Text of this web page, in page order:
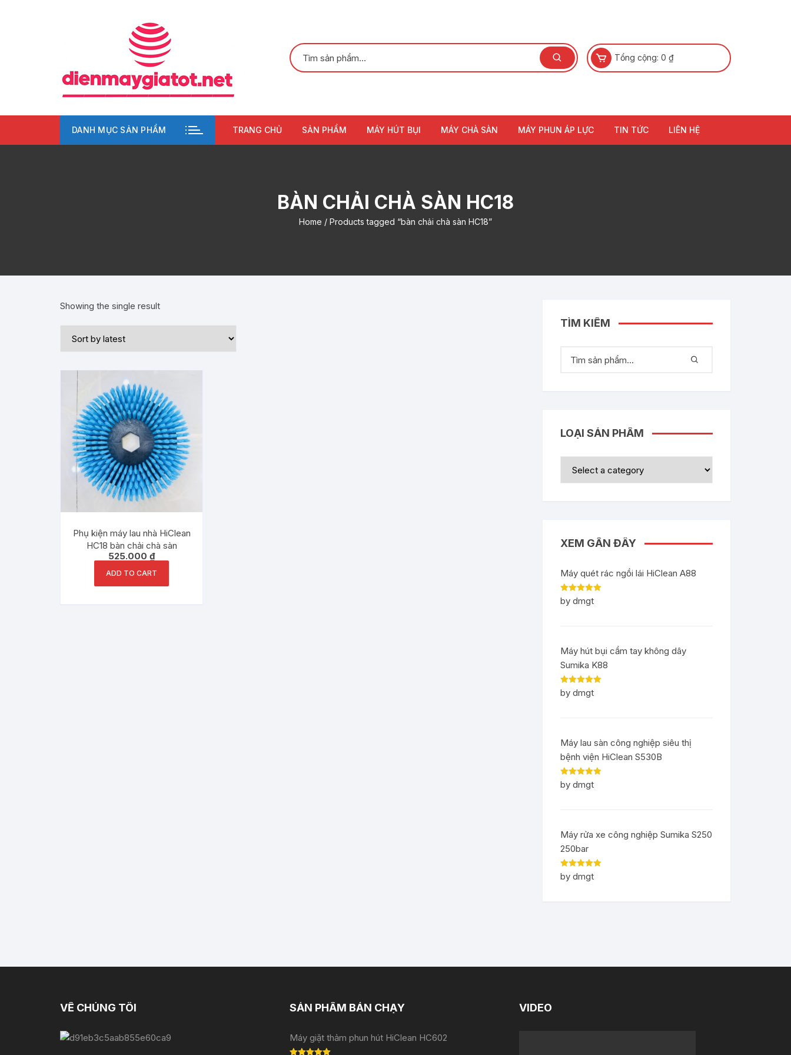
Tổng cộng: 0 ₫
DANH MỤC SẢN PHẨM TRANG CHỦ SẢN PHẨM MÁY HÚT BỤI MÁY CHÀ SÀN MÁY PHUN ÁP LỰC TIN TỨC LIÊN HỆ
BÀN CHẢI CHÀ SÀN HC18
Home / Products tagged “bàn chải chà sàn HC18”
Showing the single result
Phụ kiện máy lau nhà HiClean
HC18 bàn chải chà sàn
525.000 ₫
ADD TO CART
TÌM KIẾM
LOẠI SẢN PHẨM
XEM GẦN ĐÂY
Máy quét rác ngồi lái HiClean A88
Rated5out
of 5
by dmgt
Máy hút bụi cầm tay không dây
Sumika K88
Rated5out
of 5
by dmgt
Máy lau sàn công nghiệp siêu thị
bệnh viện HiClean S530B
Rated5out
of 5
by dmgt
Máy rửa xe công nghiệp Sumika S250
250bar
Rated5out
of 5
by dmgt
VỀ CHÚNG TÔI SẢN PHẨM BÁN CHẠY
Máy giặt thảm phun hút HiClean HC602
VIDEO